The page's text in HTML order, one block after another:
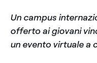
Un campus
offerto ai giovani
un evento virtuale a